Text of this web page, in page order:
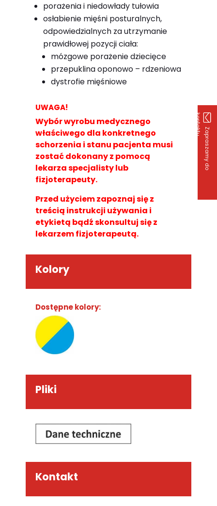
Z
a
p
r
a
s
z
a
m
y
d
o
k
o
n
t
a
k
t
u
porażenia i niedowłady tułowia
osłabienie mięśni posturalnych,
odpowiedzialnych za utrzymanie
prawidłowej pozycji ciała:
mózgowe porażenie dziecięce
przepuklina oponowo – rdzeniowa
dystrofie mięśniowe
UWAGA!
Wybór wyrobu medycznego
właściwego dla konkretnego
schorzenia i stanu pacjenta musi
zostać dokonany z pomocą
lekarza specjalisty lub
fizjoterapeuty.
Przed użyciem zapoznaj się z
treścią instrukcji używania i
etykietą bądź skonsultuj się z
lekarzem fizjoterapeutą.
Kolory
Dostępne kolory:
Pliki
Kontakt